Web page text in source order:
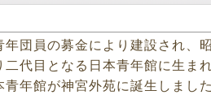
団員の募金により建設され、
代目となる日本青年館に生ま
年館が神宮外苑に誕生しました